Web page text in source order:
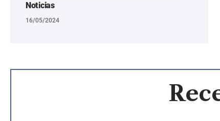
Noticias
16/05/2024